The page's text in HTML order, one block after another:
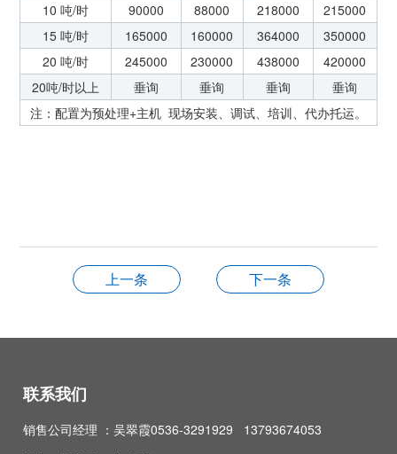
10 吨/时
90000 88000 218000
215000
15 吨/时
165000 160000 364000
350000
20 吨/时
245000 230000 438000
420000
20吨/时以上
垂询 垂询 垂询
垂询
注：配置为预处理+主机 现场安装、调试、培训、代办托运。
上一条 下一条
联系我们
销售公司经理 ：吴翠霞0536-3291929 13793674053